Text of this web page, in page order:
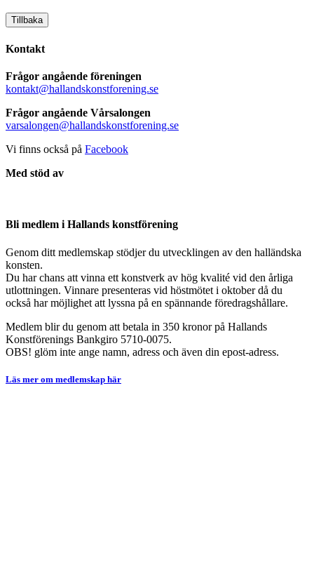
Tillbaka
Kontakt
Frågor angående föreningen
kontakt@hallandskonstforening.se
Frågor angående Vårsalongen
varsalongen@hallandskonstforening.se
Vi finns också på Facebook
Med stöd av
Bli medlem i Hallands konstförening
Genom ditt medlemskap stödjer du utvecklingen av den halländska
konsten.
Du har chans att vinna ett konstverk av hög kvalité vid den årliga
utlottningen. Vinnare presenteras vid höstmötet i oktober då du
också har möjlighet att lyssna på en spännande föredragshållare.
Medlem blir du genom att betala in 350 kronor på Hallands
Konstförenings Bankgiro 5710-0075.
OBS! glöm inte ange namn, adress och även din epost-adress.
Läs mer om medlemskap här